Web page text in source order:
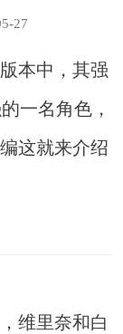
27
本中，其强
一名角色，
这就来介绍
维里奈和白